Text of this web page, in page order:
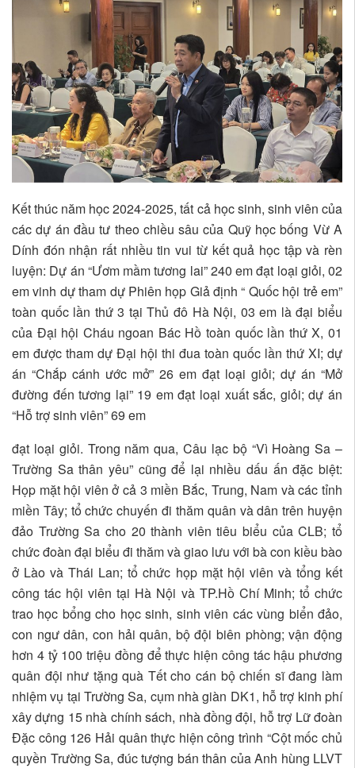
Kết thúc năm học 2024-2025, tất cả học sinh, sinh viên của
các dự án đầu tư theo chiều sâu của Quỹ học bống Vừ A
Dính đón nhận rất nhiều tin vui từ kết quả học tập và rèn
luyện: Dự án “Ươm mầm tương lai” 240 em đạt loại giỏi, 02
em vinh dự tham dự Phiên họp Giả định “ Quốc hội trẻ em”
toàn quốc lần thứ 3 tại Thủ đô Hà Nội, 03 em là đại biểu
của Đại hội Cháu ngoan Bác Hồ toàn quốc lần thứ X, 01
em được tham dự Đại hội thi đua toàn quốc lần thứ XI; dự
án “Chắp cánh ước mở” 26 em đạt loại giỏi; dự án “Mở
đường đến tương lại” 19 em đạt loại xuất sắc, giỏi; dự án
“Hỗ trợ sinh viên” 69 em
đạt loại giỏi. Trong năm qua, Câu lạc bộ “Vì Hoàng Sa –
Trường Sa thân yêu” cũng để lại nhiều dấu ấn đặc biệt:
Họp mặt hội viên ở cả 3 miền Bắc, Trung, Nam và các tỉnh
miền Tây; tổ chức chuyến đi thăm quân và dân trên huyện
đảo Trường Sa cho 20 thành viên tiêu biểu của CLB; tổ
chức đoàn đại biểu đi thăm và giao lưu với bà con kiều bào
ở Lào và Thái Lan; tổ chức họp mặt hội viên và tổng kết
công tác hội viên tại Hà Nội và TP.Hồ Chí Minh; tổ chức
trao học bổng cho học sinh, sinh viên các vùng biển đảo,
con ngư dân, con hải quân, bộ đội biên phòng; vận động
hơn 4 tỷ 100 triệu đồng để thực hiện công tác hậu phương
quân đội như tặng quà Tết cho cán bộ chiến sĩ đang làm
nhiệm vụ tại Trường Sa, cụm nhà giàn DK1, hỗ trợ kinh phí
xây dựng 15 nhà chính sách, nhà đồng đội, hỗ trợ Lữ đoàn
Đặc công 126 Hải quân thực hiện công trình “Cột mốc chủ
quyền Trường Sa, đúc tượng bán thân của Anh hùng LLVT